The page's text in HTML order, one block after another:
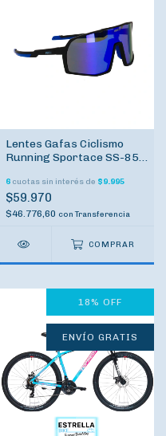
Lentes Gafas Ciclismo
Running Sportace SS-858
NEGRO AZUL AZUL
6 cuotas sin interés de $9.995
$59.970
$46.776,60 con Transferencia
COMPRAR
18% OFF
ENVÍO GRATIS